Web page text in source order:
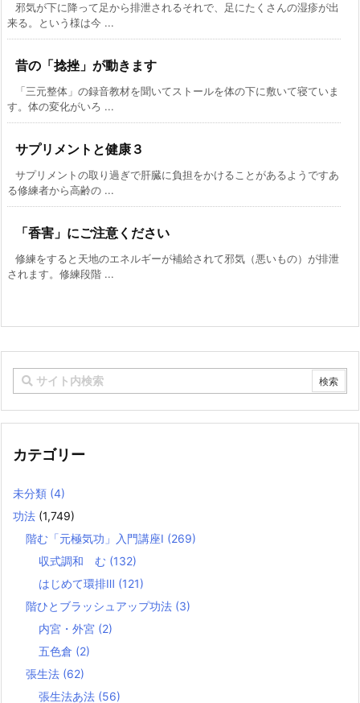
邪気が下に降って足から排泄されるそれで、足にたくさんの湿疹が出
来る。という様は今 ...
昔の「捻挫」が動きます
「三元整体」の録音教材を聞いてストールを体の下に敷いて寝ていま
す。体の変化がいろ ...
サプリメントと健康３
サプリメントの取り過ぎで肝臓に負担をかけることがあるようですあ
る修練者から高齢の ...
「香害」にご注意ください
修練をすると天地のエネルギーが補給されて邪気（悪いもの）が排泄
されます。修練段階 ...
カテゴリー
未分類 (4)
功法 (1,749)
階む「元極気功」入門講座Ⅰ (269)
収式調和 む (132)
はじめて環排Ⅲ (121)
階ひとブラッシュアップ功法 (3)
内宮・外宮 (2)
五色倉 (2)
張生法 (62)
張生法あ法 (56)